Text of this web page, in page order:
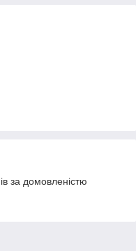
за домовленістю